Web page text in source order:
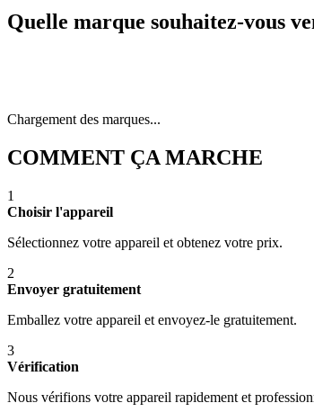
Quelle marque souhaitez-vous
Chargement des marques...
COMMENT ÇA MARCHE
1
Choisir l'appareil
Sélectionnez votre appareil et obtenez votre prix.
2
Envoyer gratuitement
Emballez votre appareil et envoyez-le gratuitement.
3
Vérification
Nous vérifions votre appareil rapidement et